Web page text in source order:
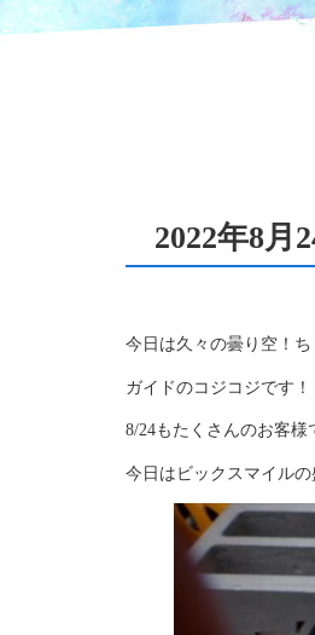
2022年8
今日は久々の曇り空！
ガイドのコジコジです！
8/24もたくさんのお客
今日はビックスマイル